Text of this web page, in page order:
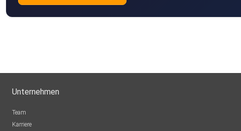
Unternehmen
Team
Karriere